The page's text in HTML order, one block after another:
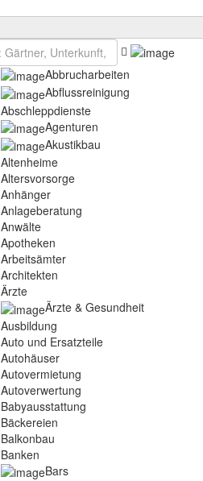
Abbrucharbeiten
Abflussreinigung
Abschleppdienste
Agenturen
Akustikbau
Altenheime
Altersvorsorge
Anhänger
Anlageberatung
Anwälte
Apotheken
Arbeitsämter
Architekten
Ärzte
Ärzte & Gesundheit
Ausbildung
Auto und Ersatzteile
Autohäuser
Autovermietung
Autoverwertung
Babyausstattung
Bäckereien
Balkonbau
Banken
Bars